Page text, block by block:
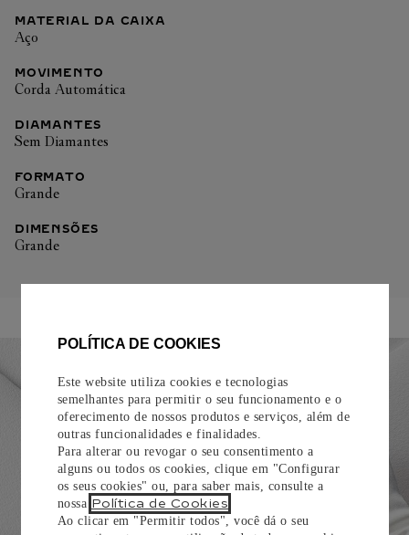
POLÍTICA DE COOKIES
Este website utiliza cookies e tecnologias
semelhantes para permitir o seu funcionamento e o
oferecimento de nossos produtos e serviços, além de
outras funcionalidades e finalidades.
Para alterar ou revogar o seu consentimento a
alguns ou todos os cookies, clique em "Configurar
os seus cookies" ou, para saber mais, consulte a
nossa Política de Cookies
Ao clicar em "Permitir todos", você dá o seu
MATERIAL DA CAIXA
Aço
MOVIMENTO
Corda Automática
DIAMANTES
Sem Diamantes
FORMATO
Grande
DIMENSÕES
Grande